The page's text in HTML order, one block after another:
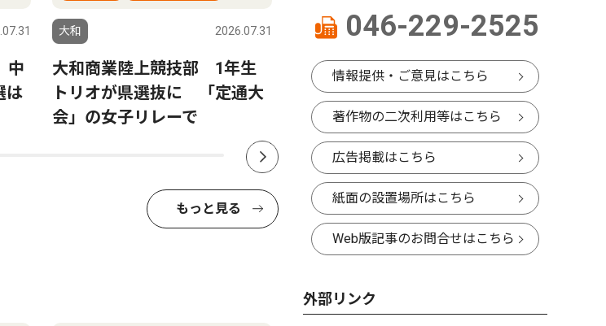
中
は
大和 2026.07.31
大和商業陸上競技部 1年生
トリオが県選抜に 「定通大
会」の女子リレーで
大和 2024.01.19
歌手・小金沢昇司さん 死去
大和市出身 65歳
２６年度
２２億９
から２億
もっと見る
046-229-2525
情報提供・ご意見はこちら
著作物の二次利用等はこちら
広告掲載はこちら
紙面の設置場所はこちら
Web版記事のお問合せはこちら
外部リンク